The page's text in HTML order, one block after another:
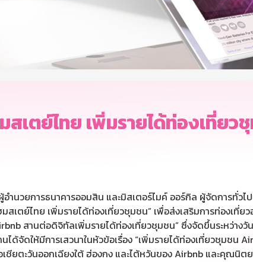
เตย์ไทย เพิ่มรายได้ท่องเที่ยว
วยการธนาคารออมสิน และมิสเตอร์ไมค์ ออร์กิล ผู้จัดการทั่วไป
เตย์ไทย เพิ่มรายได้ท่องเที่ยวชุมชน” เพื่อส่งเสริมการท่องเที่
สานต่อดิจิทัลเพิ่มรายได้ท่องเที่ยวชุมชน” ซึ่งจัดขึ้นระหว่าง
ด้จัดให้มีการเสวนาในหัวข้อเรื่อง “เพิ่มรายได้ท่องเที่ยวชุมชน
ชียตะวันออกเฉียงใต้ ฮ่องกง และไต้หวันของ Airbnb และคุณนิ